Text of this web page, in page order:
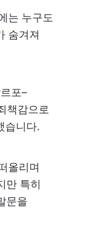
는 누구도
숨겨져
포–
책감으로
습니다.
올리며
만 특히
문을